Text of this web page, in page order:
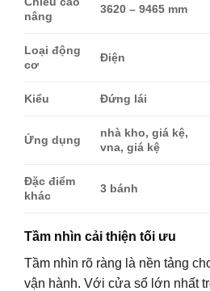
nâng
3620 – 9465 mm
Loại động
cơ
Điện
Kiểu Đứng lái
Ứng dụng
nhà kho, giá kệ,
vna, giá kệ
Đặc điểm
khác
3 bánh
Tầm nhìn cải thiện tối ưu
Tầm nhìn rõ ràng là nền tảng
vận hành. Với cửa sổ lớn nhất